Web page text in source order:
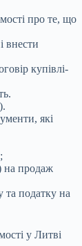
про те, що
внести
купівлі-
які
на продаж
та податку на
у Литві